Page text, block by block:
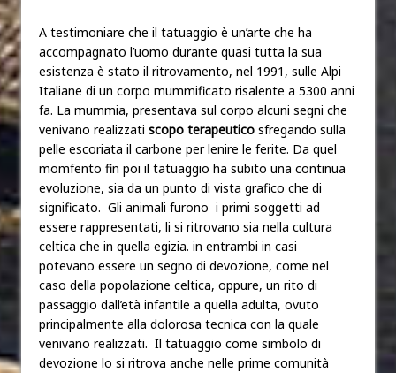
A testimoniare che il tatuaggio è un’arte che ha
accompagnato l’uomo durante quasi tutta la sua
esistenza è stato il ritrovamento, nel 1991, sulle Alpi
Italiane di un corpo mummificato risalente a 5300 anni
fa. La mummia, presentava sul corpo alcuni segni che
venivano realizzati scopo terapeutico sfregando sulla
pelle escoriata il carbone per lenire le ferite. Da quel
momfento fin poi il tatuaggio ha subito una continua
evoluzione, sia da un punto di vista grafico che di
significato. Gli animali furono i primi soggetti ad
essere rappresentati, li si ritrovano sia nella cultura
celtica che in quella egizia. in entrambi in casi
potevano essere un segno di devozione, come nel
caso della popolazione celtica, oppure, un rito di
passaggio dall’età infantile a quella adulta, ovuto
principalmente alla dolorosa tecnica con la quale
venivano realizzati. Il tatuaggio come simbolo di
devozione lo si ritrova anche nelle prime comunità